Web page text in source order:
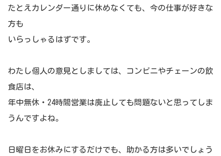
たとえカレンダー通りに休めなくても、今の仕事が好きな
方も
いらっしゃるはずです。
わたし個人の意見としましては、コンビニやチェーンの飲
食店は、
年中無休・24時間営業は廃止しても問題ないと思ってしま
うんですよね。
日曜日をお休みにするだけでも、助かる方は多いでしょう